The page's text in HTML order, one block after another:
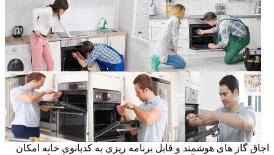
اجاق گاز های هوشمند و قابل برنامه ریزی به کدبانوی خانه امکان